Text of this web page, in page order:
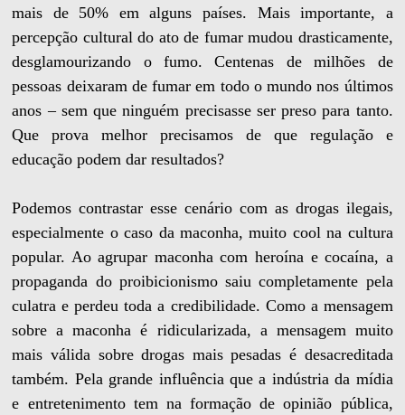
mais de 50% em alguns países. Mais importante, a
percepção cultural do ato de fumar mudou drasticamente,
desglamourizando o fumo. Centenas de milhões de
pessoas deixaram de fumar em todo o mundo nos últimos
anos – sem que ninguém precisasse ser preso para tanto.
Que prova melhor precisamos de que regulação e
educação podem dar resultados?
Podemos contrastar esse cenário com as drogas ilegais,
especialmente o caso da maconha, muito cool na cultura
popular. Ao agrupar maconha com heroína e cocaína, a
propaganda do proibicionismo saiu completamente pela
culatra e perdeu toda a credibilidade. Como a mensagem
sobre a maconha é ridicularizada, a mensagem muito
mais válida sobre drogas mais pesadas é desacreditada
também. Pela grande influência que a indústria da mídia
e entretenimento tem na formação de opinião pública,